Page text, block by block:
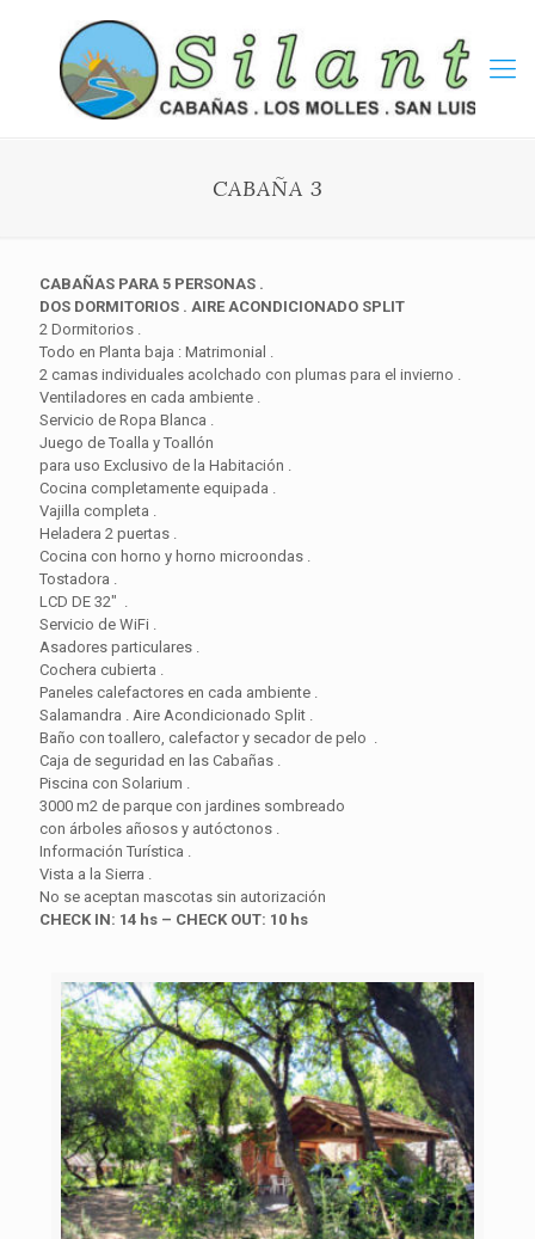
CABAÑA 3
CABAÑAS PARA 5 PERSONAS .
DOS DORMITORIOS . AIRE ACONDICIONADO SPLIT
2 Dormitorios .
Todo en Planta baja : Matrimonial .
2 camas individuales acolchado con plumas para el invierno .
Ventiladores en cada ambiente .
Servicio de Ropa Blanca .
Juego de Toalla y Toallón
para uso Exclusivo de la Habitación .
Cocina completamente equipada .
Vajilla completa .
Heladera 2 puertas .
Cocina con horno y horno microondas .
Tostadora .
LCD DE 32" .
Servicio de WiFi .
Asadores particulares .
Cochera cubierta .
Paneles calefactores en cada ambiente .
Salamandra . Aire Acondicionado Split .
Baño con toallero, calefactor y secador de pelo .
Caja de seguridad en las Cabañas .
Piscina con Solarium .
3000 m2 de parque con jardines sombreado
con árboles añosos y autóctonos .
Información Turística .
Vista a la Sierra .
No se aceptan mascotas sin autorización
CHECK IN: 14 hs – CHECK OUT: 10 hs